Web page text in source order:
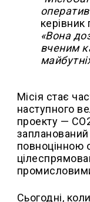
керівник
«Вона
вченим
Місія стає
наступного
проекту —
повноцінною
Сьогодні,